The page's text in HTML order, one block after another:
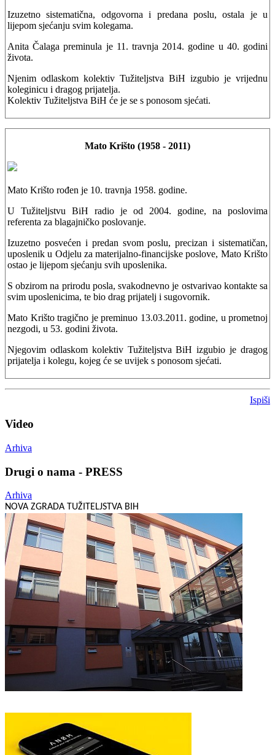
Izuzetno sistematična, odgovorna i predana poslu, ostala je u
lijepom sjećanju svim kolegama.
Anita Čalaga preminula je 11. travnja 2014. godine u 40. godini
života.
Njenim odlaskom kolektiv Tužiteljstva BiH izgubio je vrijednu
koleginicu i dragog prijatelja.
Kolektiv Tužiteljstva BiH će je se s ponosom sjećati.
Mato Krišto (1958 - 2011)
Mato Krišto rođen je 10. travnja 1958. godine.
U Tužiteljstvu BiH radio je od 2004. godine, na poslovima
referenta za blagajničko poslovanje.
Izuzetno posvećen i predan svom poslu, precizan i sistematičan,
uposlenik u Odjelu za materijalno-financijske poslove, Mato Krišto
ostao je lijepom sjećanju svih uposlenika.
S obzirom na prirodu posla, svakodnevno je ostvarivao kontakte sa
svim uposlenicima, te bio drag prijatelj i sugovornik.
Mato Krišto tragično je preminuo 13.03.2011. godine, u prometnoj
nezgodi, u 53. godini života.
Njegovim odlaskom kolektiv Tužiteljstva BiH izgubio je dragog
prijatelja i kolegu, kojeg će se uvijek s ponosom sjećati.
Ispiši
Video
Arhiva
Drugi o nama - PRESS
Arhiva
NOVA ZGRADA TUŽITELJSTVA BIH